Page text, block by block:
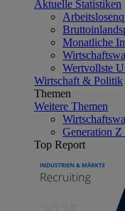
Aktuelle Statistiken
Monatliche
Wertvollste
Wirtschaft & Politik
Themen
Weitere Themen
Generation
Top Report